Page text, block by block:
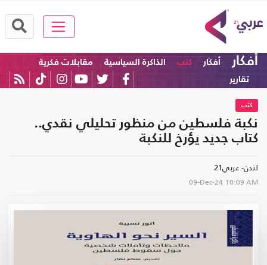
أفكار أفكَار كتب الذاكرة السياسية
مقابلات فكرية
تقارير
كتب
نكبة فلسطين من منظور تحليلي نقدي..
كتاب جديد يؤرخ للنكبة
لندن- عربي21
09-Dec-24 10:09 AM